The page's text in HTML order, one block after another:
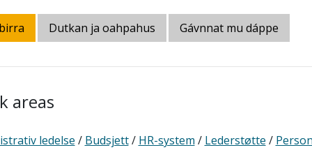
Dutkan ja oahpahus Gávnnat mu dáppe
areas
ledelse / Budsjett/ HR-system / Lederstøtte /